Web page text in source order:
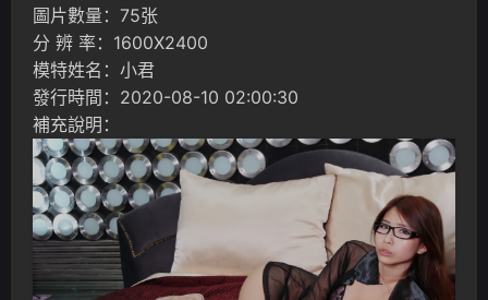
圖片數量：75张
分 辨 率：1600X2400
模特姓名：小君
發行時間：2020-08-10 02:00:30
補充說明：